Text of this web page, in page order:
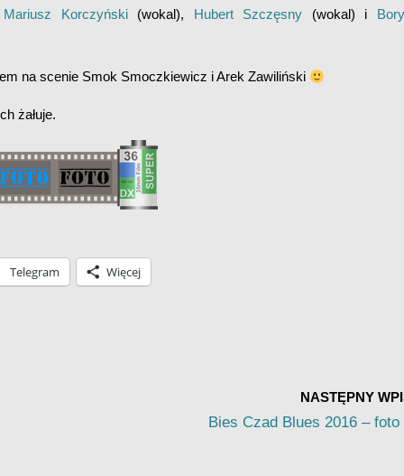
Mariusz Korczyński(wokal), Hubert Szczęsny (wokal) i
na scenie Smok Smoczkiewicz i Arek Zawiliński
żałuje.
Telegram Więcej
NASTĘPNY
Bies Czad Blues 2016 – foto